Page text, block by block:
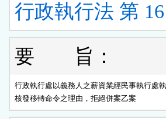
行政執行法 第
要 旨：
行政執行處以義務人之薪資業經民事執行處
核發移轉命令之理由，拒絕併案乙案